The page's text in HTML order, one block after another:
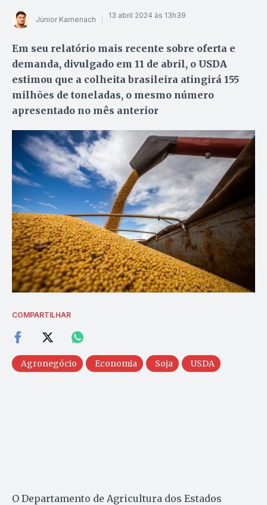
Júnior Kamenach 13 abril 2024 às 13h39
Em seu relatório mais recente sobre oferta e
demanda, divulgado em 11 de abril, o USDA
estimou que a colheita brasileira atingirá 155
milhões de toneladas, o mesmo número
apresentado no mês anterior
COMPARTILHAR
Agronegócio Economia Soja USDA
O Departamento de Agricultura dos Estados